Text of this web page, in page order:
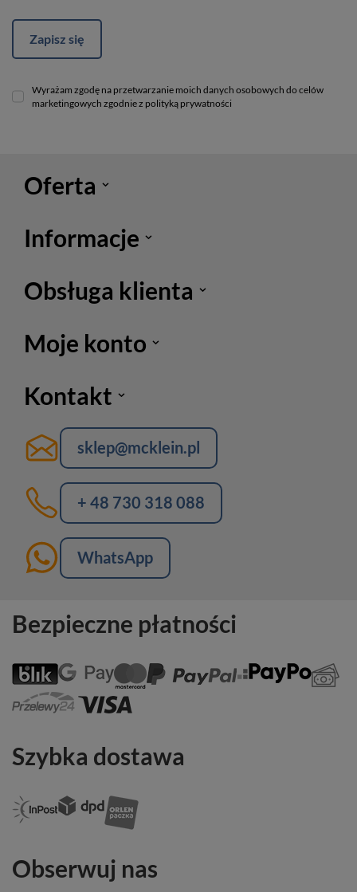
Zapisz się
Wyrażam zgodę na przetwarzanie moich danych osobowych do celów
marketingowych zgodnie z polityką prywatności
Oferta
Informacje
Obsługa klienta
Moje konto
Kontakt
sklep@mcklein.pl
+ 48 730 318 088
WhatsApp
Bezpieczne płatności
Szybka dostawa
Obserwuj nas